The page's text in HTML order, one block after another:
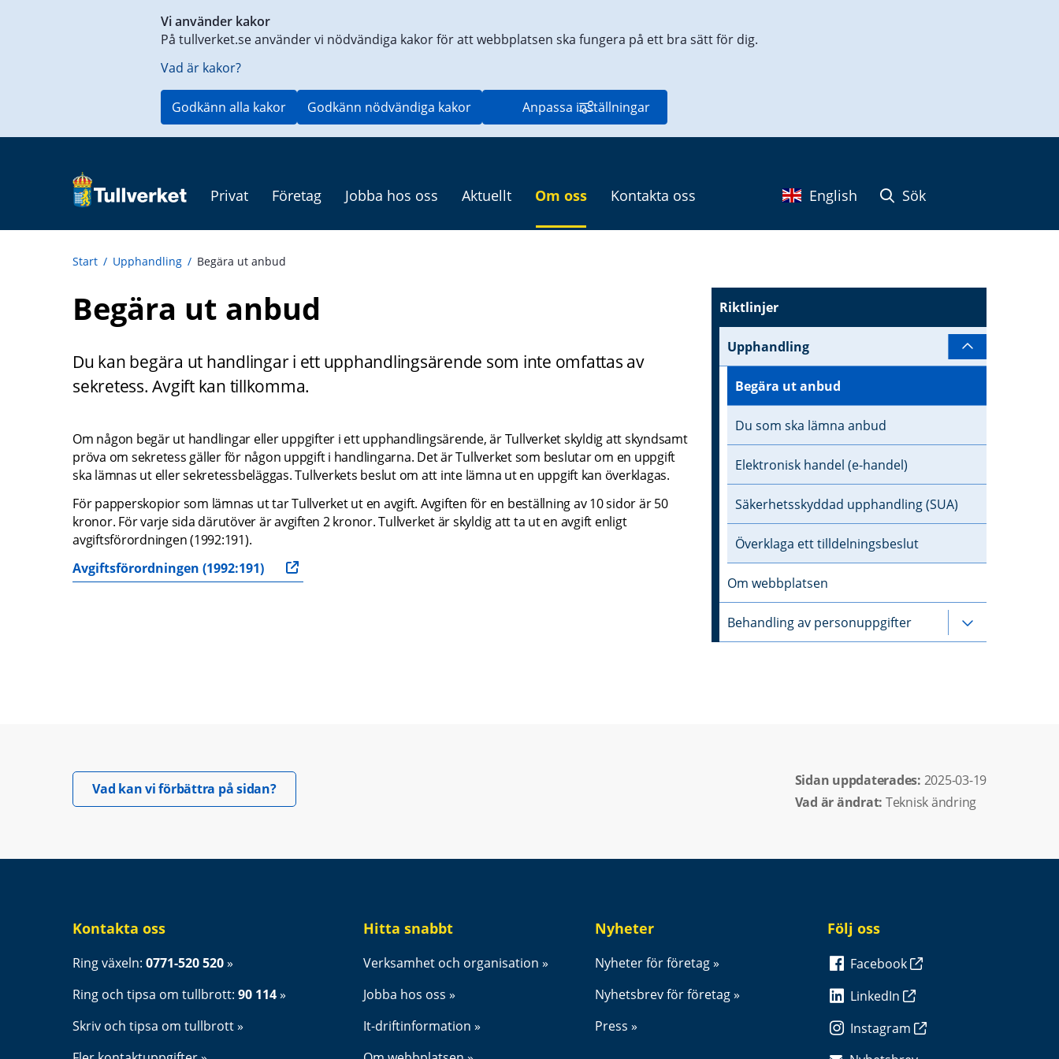
Vi använder kakor
På tullverket.se använder vi nödvändiga kakor för att webbplatsen ska fungera på ett bra sätt för dig.
Vad är kakor?
Godkänn alla kakor Godkänn nödvändiga kakor Anpassa inställningar
Privat Företag Jobba hos oss Aktuellt Om oss Kontakta oss English Sök
Start / Upphandling / Begära ut anbud
Begära ut anbud
Du kan begära ut handlingar i ett upphandlingsärende som inte omfattas av
sekretess. Avgift kan tillkomma.
Om någon begär ut handlingar eller uppgifter i ett upphandlingsärende, är Tullverket skyldig att skyndsamt
pröva om sekretess gäller för någon uppgift i handlingarna. Det är Tullverket som beslutar om en uppgift
ska lämnas ut eller sekretessbeläggas. Tullverkets beslut om att inte lämna ut en uppgift kan överklagas.
För papperskopior som lämnas ut tar Tullverket ut en avgift. Avgiften för en beställning av 10 sidor är 50
kronor. För varje sida därutöver är avgiften 2 kronor. Tullverket är skyldig att ta ut en avgift enligt
avgiftsförordningen (1992:191).
Avgiftsförordningen (1992:191)
Riktlinjer
Upphandling
Begära ut anbud
Du som ska lämna anbud
Elektronisk handel (e-handel)
Säkerhetsskyddad upphandling (SUA)
Överklaga ett tilldelningsbeslut
Om webbplatsen
Behandling av personuppgifter
Vad kan vi förbättra på sidan?Öppnas i nytt fönster. Sidan uppdaterades: 2025-03-19
Vad är ändrat: Teknisk ändring
Kontakta oss
Ring växeln: 0771-520 520
Ring och tipsa om tullbrott: 90 114
Skriv och tipsa om tullbrott
Hitta snabbt
Verksamhet och organisation
Jobba hos oss
It-driftinformation
Nyheter
Nyheter för företag
Nyhetsbrev för företag
Press
Följ oss
Facebook
LinkedIn
Instagram